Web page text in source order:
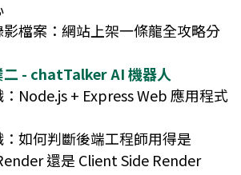
檔案：網站上架一條龍全攻略分
二 - chatTalker AI 機器人
Node.js + Express Web 應用程式
如何判斷後端工程師用得是
還是 Client Side Render